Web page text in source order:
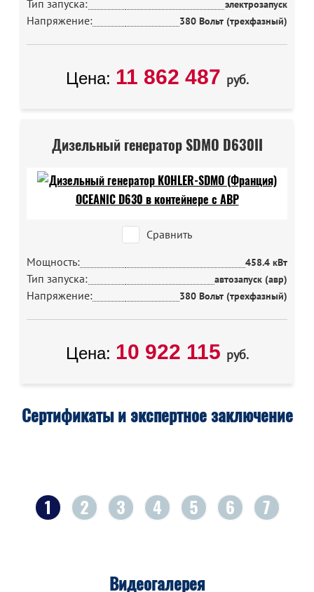
Тип запуска: электрозапуск
Напряжение: 380 Вольт (трехфазный)
Цена: 11 862 487 руб.
Дизельный генератор SDMO D630II
Сравнить
Мощность:
458.4 кВт
Тип запуска: автозапуск (авр)
Напряжение: 380 Вольт (трехфазный)
Цена: 10 922 115 руб.
Сертификаты и экспертное заключение
1 2 3 4 5 6 7
Видеогалерея